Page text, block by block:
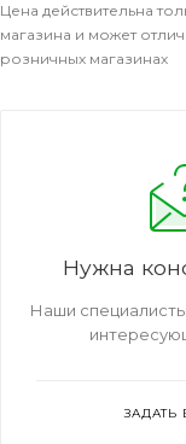
Цена действительна
магазина и может
розничных магазинах
Нужна
Наши
ЗАДАТЬ